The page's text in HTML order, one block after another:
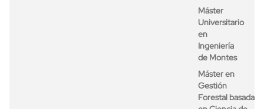
Máster
Universitario
en
Ingeniería
de Montes
Máster en
Gestión
Forestal basada